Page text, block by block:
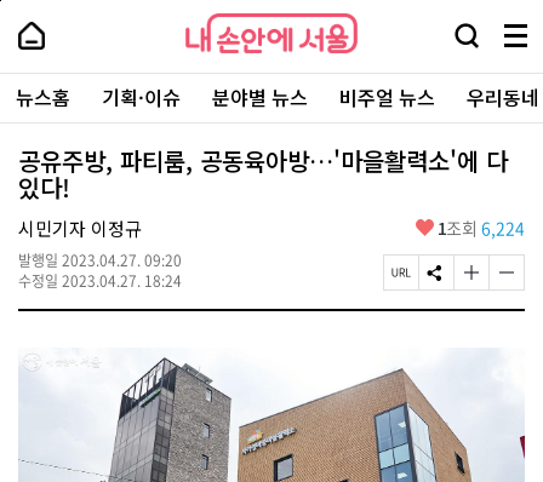
본
로
가
내
손
안
에
서
울
-
서
울
시
대
표
소
통
포
내
손
에
울
검
창
열
기
메
뉴
전
체
보
주
요
서
뉴스홈 기획·이슈 분야별 뉴스 비주얼 뉴스 우리동
공유주방, 파티룸, 공동육아방…'마을활력소'에 다
있다!
시민기자 이정규
발행일 2023.04.27. 09:20
수정일 2023.04.27. 18:24
좋
요
1조회 6,224
페
이
R
L
복
사
S
N
기
글
자
기
기
글
자
하
페
상
단
로